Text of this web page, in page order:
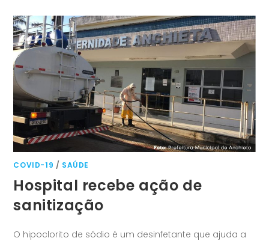
COVID-19 / SAÚDE
Hospital recebe ação de
sanitização
O hipoclorito de sódio é um desinfetante que ajuda a